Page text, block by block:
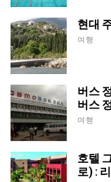
현대
여행
버스
버스
여행
호텔
로) :